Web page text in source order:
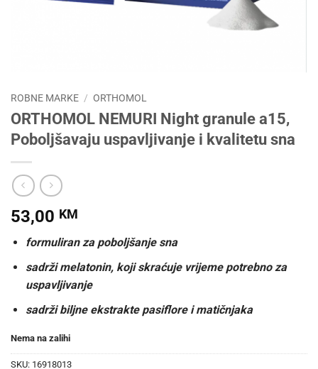
ROBNE MARKE / ORTHOMOL
ORTHOMOL NEMURI Night granule a15,
Poboljšavaju uspavljivanje i kvalitetu sna
53,00 KM
formuliran za poboljšanje sna
sadrži melatonin, koji skraćuje vrijeme potrebno za
uspavljivanje
sadrži biljne ekstrakte pasiflore i matičnjaka
Nema na zalihi
SKU: 16918013